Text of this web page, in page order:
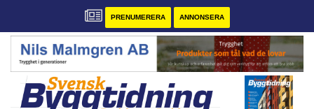
PRENUMERERA ANNONSERA